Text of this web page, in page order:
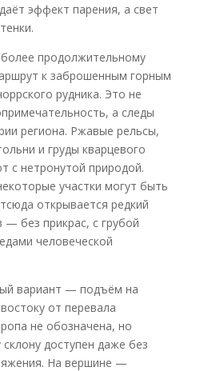
эффект парения, а свет
продолжительному
к заброшенным горным
рудника. Это не
а следы
региона. Ржавые рельсы,
и груды кварцевого
с нетронутой природой.
участки могут быть
открывается редкий
— без прикрас, с грубой
человеческой
вариант — подъём на
от перевала
не обозначена, но
доступен даже без
На вершине —